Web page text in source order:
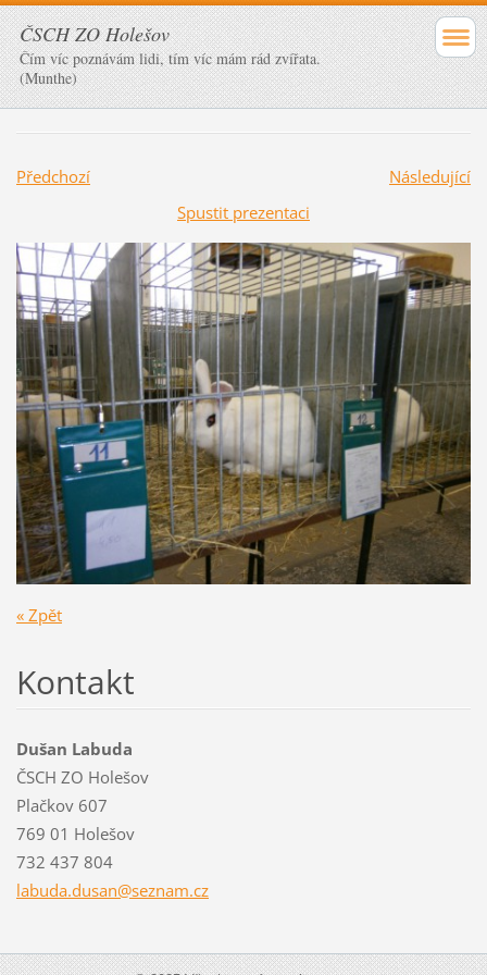
ČSCH ZO Holešov
Čím víc poznávám lidi, tím víc mám rád zvířata.
(Munthe)
Předchozí
Následující
Spustit prezentaci
« Zpět
Kontakt
Dušan Labuda
ČSCH ZO Holešov
Plačkov 607
769 01 Holešov
732 437 804
labuda.dusan@seznam.cz